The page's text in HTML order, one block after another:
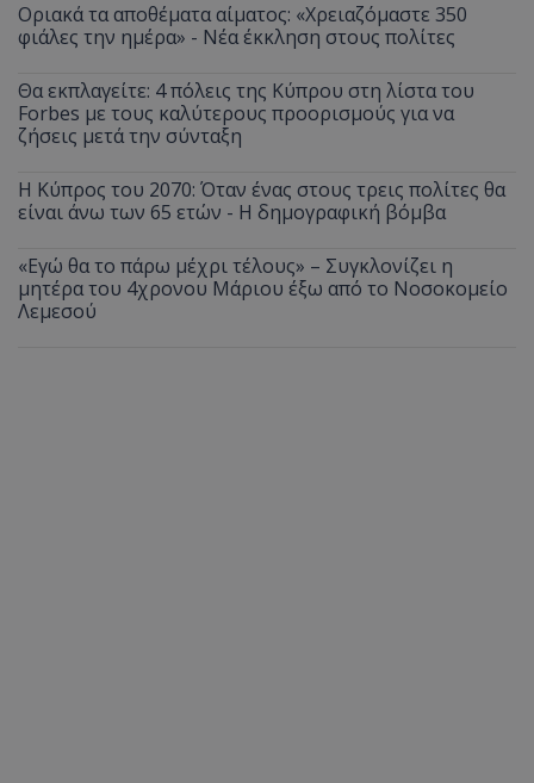
Οριακά τα αποθέματα αίματος: «Χρειαζόμαστε 350
φιάλες την ημέρα» - Νέα έκκληση στους πολίτες
Θα εκπλαγείτε: 4 πόλεις της Κύπρου στη λίστα του
Forbes με τους καλύτερους προορισμούς για να
ζήσεις μετά την σύνταξη
Η Κύπρος του 2070: Όταν ένας στους τρεις πολίτες θα
είναι άνω των 65 ετών - Η δημογραφική βόμβα
«Εγώ θα το πάρω μέχρι τέλους» – Συγκλονίζει η
μητέρα του 4χρονου Μάριου έξω από το Νοσοκομείο
Λεμεσού